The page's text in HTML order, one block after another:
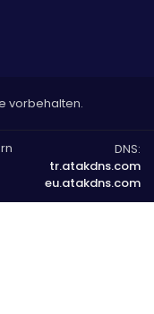
vorbehalten.
DNS:
tr.atakdns.com
eu.atakdns.com